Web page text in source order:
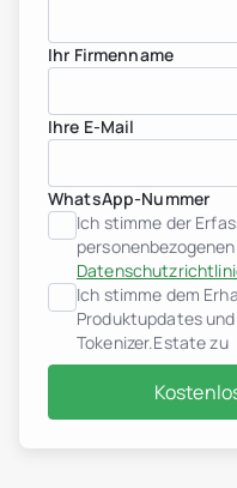
Ihr Firmenname
Ihre E-Mail
WhatsApp-Nummer
Ich stimme der
Ich stimme dem
Produktupdates
Tokenizer.Estate zu